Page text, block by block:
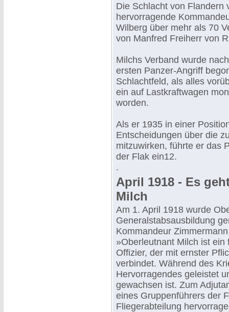
Die Schlacht von Flandern
hervorragende
Wilberg über mehr als 70
von Manfred Freiherr von
Milchs Verband wurde
ersten Panzer-Angriff
Schlachtfeld, als alles
ein auf Lastkraftwagen
worden.
Als er 1935 in einer
Entscheidungen über die
mitzuwirken, führte er das
der Flak ein12.
.
April 1918 - Es
Milch
Am 1. April 1918 wurde
Generalstabsausbildung
Kommandeur
»Oberleutnant Milch ist
Offizier, der mit ernster
verbindet. Während des
Hervorragendes geleistet
gewachsen ist. Zum
eines Gruppenführers der
Fliegerabteilung